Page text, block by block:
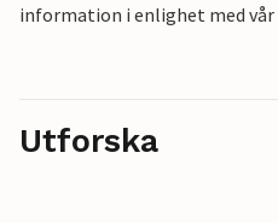
information i enlighet med vår
Utforska